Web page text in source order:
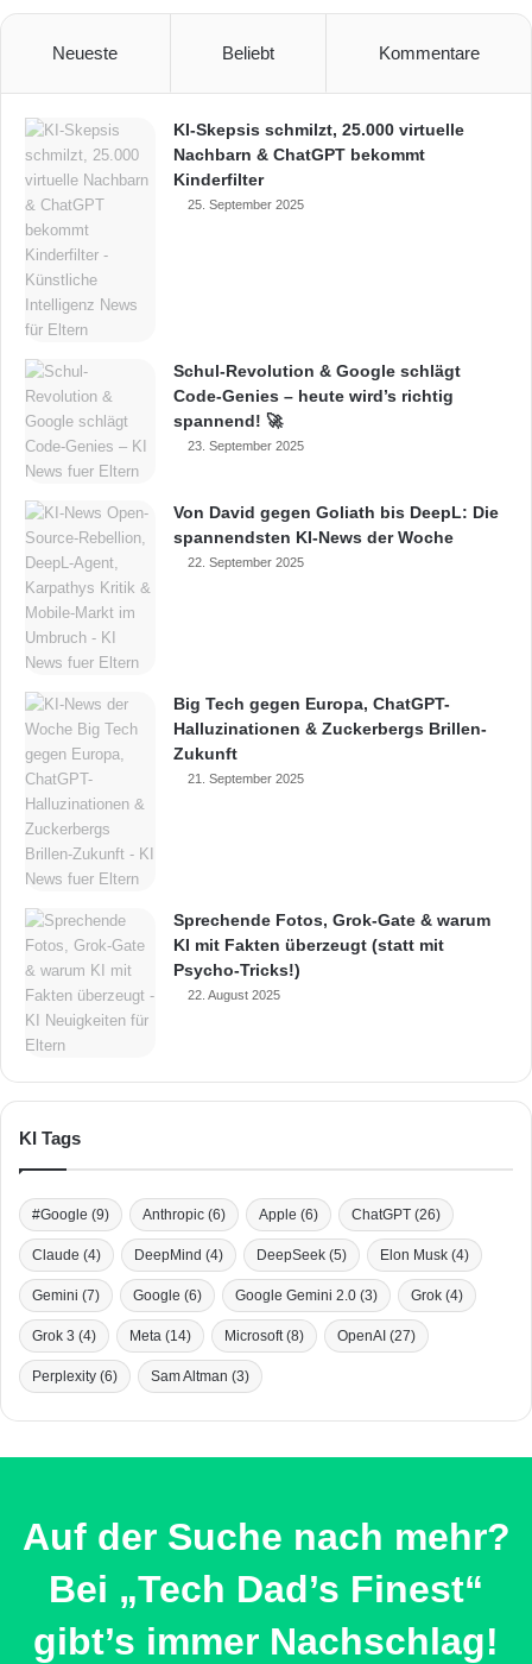
Neueste Beliebt Kommentare
KI-Skepsis schmilzt, 25.000 virtuelle
Nachbarn & ChatGPT bekommt
Kinderfilter
25. September 2025
Schul-Revolution & Google schlägt
Code-Genies – heute wird’s richtig
spannend! 🚀
23. September 2025
Von David gegen Goliath bis DeepL: Die
spannendsten KI-News der Woche
22. September 2025
Big Tech gegen Europa, ChatGPT-
Halluzinationen & Zuckerbergs Brillen-
Zukunft
21. September 2025
Sprechende Fotos, Grok-Gate & warum
KI mit Fakten überzeugt (statt mit
Psycho-Tricks!)
22. August 2025
KI Tags
#Google (9) Anthropic (6) Apple (6) ChatGPT (26)
Claude (4) DeepMind (4) DeepSeek (5) Elon Musk (4)
Gemini (7) Google (6) Google Gemini 2.0 (3) Grok (4)
Grok 3 (4) Meta (14) Microsoft(8) OpenAI (27)
Perplexity (6) Sam Altman (3)
Auf der Suche nach mehr?
Bei „Tech Dad’s Finest“
gibt’s immer Nachschlag!